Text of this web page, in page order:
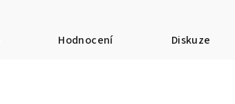
Hodnocení Diskuze